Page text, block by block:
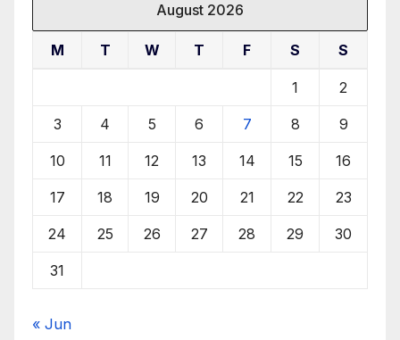
August 2026
M T W T F S S
1 2
3 4 5 6 7 8 9
10 11 12 13 14 15 16
17 18 19 20 21 22 23
24 25 26 27 28 29 30
31
« Jun